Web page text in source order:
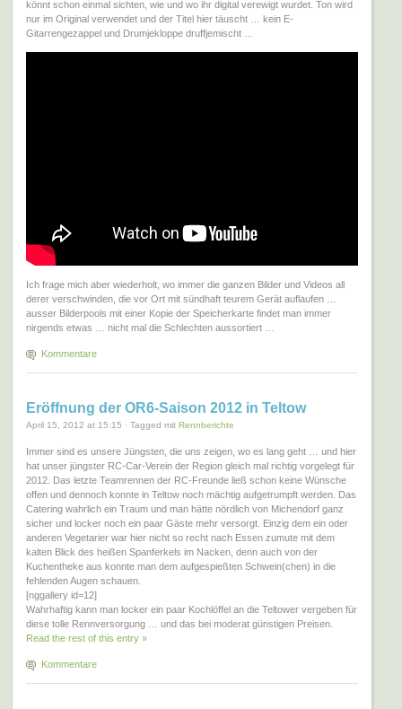
könnt schon einmal sichten, wie und wo ihr digital verewigt wurdet. Ton wird
nur im Original verwendet und der Titel hier täuscht … kein E-
Gitarrengezappel und Drumjekloppe druffjemischt …
Ich frage mich aber wiederholt, wo immer die ganzen Bilder und Videos all
derer verschwinden, die vor Ort mit sündhaft teurem Gerät auflaufen …
ausser Bilderpools mit einer Kopie der Speicherkarte findet man immer
nirgends etwas … nicht mal die Schlechten aussortiert …
Kommentare
Eröffnung der OR6-Saison 2012 in Teltow
April 15, 2012 at 15:15 · Tagged mit Rennberichte
Immer sind es unsere Jüngsten, die uns zeigen, wo es lang geht … und hier
hat unser jüngster RC-Car-Verein der Region gleich mal richtig vorgelegt für
2012. Das letzte Teamrennen der RC-Freunde ließ schon keine Wünsche
offen und dennoch konnte in Teltow noch mächtig aufgetrumpft werden. Das
Catering wahrlich ein Traum und man hätte nördlich von Michendorf ganz
sicher und locker noch ein paar Gäste mehr versorgt. Einzig dem ein oder
anderen Vegetarier war hier nicht so recht nach Essen zumute mit dem
kalten Blick des heißen Spanferkels im Nacken, denn auch von der
Kuchentheke aus konnte man dem aufgespießten Schwein(chen) in die
fehlenden Augen schauen.
[nggallery id=12]
Wahrhaftig kann man locker ein paar Kochlöffel an die Teltower vergeben für
diese tolle Rennversorgung … und das bei moderat günstigen Preisen.
Read the rest of this entry »
Kommentare